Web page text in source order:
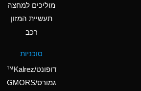
Ammonium Nitrite
Ammonium Persulfate
Ammonium Phosphate
A
מוליכים למחצה
תעשיית המזון
רכב
סוכניות
דופונט/Kalrez™
גמורס/GMORS